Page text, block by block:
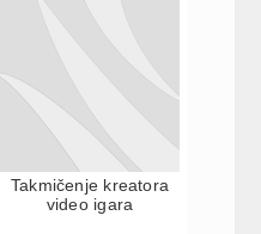
Takmičenje kreatora
video igara